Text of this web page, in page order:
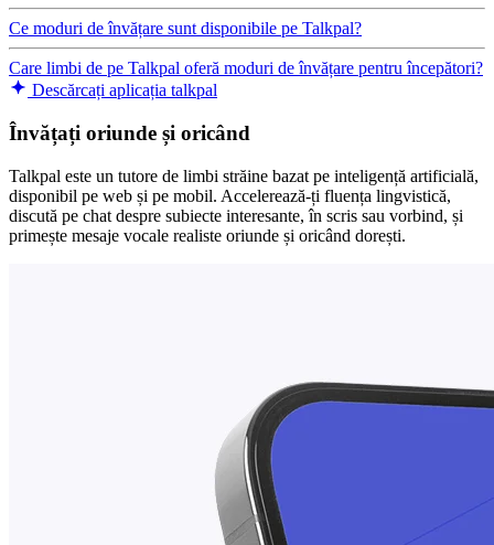
Ce moduri de învățare sunt disponibile pe Talkpal?
Care limbi de pe Talkpal oferă moduri de învățare pentru începători?
Descărcați aplicația talkpal
Învățați oriunde și oricând
Talkpal este un tutore de limbi străine bazat pe inteligență artificială,
disponibil pe web și pe mobil. Accelerează-ți fluența lingvistică,
discută pe chat despre subiecte interesante, în scris sau vorbind, și
primește mesaje vocale realiste oriunde și oricând dorești.